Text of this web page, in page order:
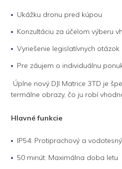
Ukážku dronu pred kúpou
Konzultáciu za účelom výberu
Vyriešenie legislatívnych
Pre záujem o individuálnu
Úplne nový DJI Matrice 3TD je
termálne obrazy, čo ju robí
Hlavné funkcie
IP54: Protiprachový a vodotesný
50 minút: Maximálna doba letu